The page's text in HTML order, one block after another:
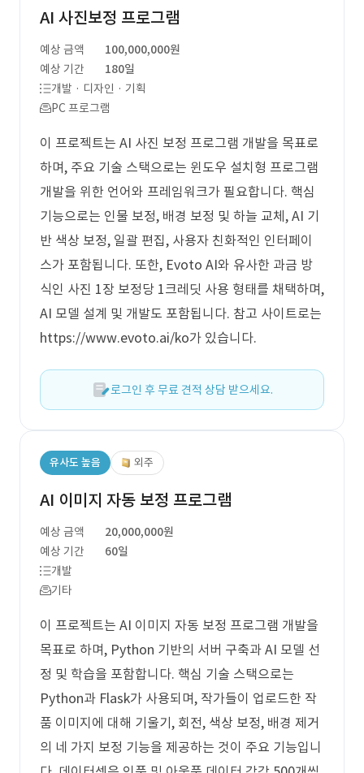
AI 사진보정 프로그램
예상 금액
100,000,000원
예상 기간
180일
개발 · 디자인 · 기획
PC 프로그램
이 프로젝트는 AI 사진 보정 프로그램 개발을 목표로
하며, 주요 기술 스택으로는 윈도우 설치형 프로그램
개발을 위한 언어와 프레임워크가 필요합니다. 핵심
기능으로는 인물 보정, 배경 보정 및 하늘 교체, AI 기
반 색상 보정, 일괄 편집, 사용자 친화적인 인터페이
스가 포함됩니다. 또한, Evoto AI와 유사한 과금 방
식인 사진 1장 보정당 1크레딧 사용 형태를 채택하며,
AI 모델 설계 및 개발도 포함됩니다. 참고 사이트로는
https://www.evoto.ai/ko가 있습니다.
로그인 후 무료 견적 상담 받으세요.
유사도 높음 외주
AI 이미지 자동 보정 프로그램
예상 금액
20,000,000원
예상 기간
60일
개발
기타
이 프로젝트는 AI 이미지 자동 보정 프로그램 개발을
목표로 하며, Python 기반의 서버 구축과 AI 모델 선
정 및 학습을 포함합니다. 핵심 기술 스택으로는
Python과 Flask가 사용되며, 작가들이 업로드한 작
품 이미지에 대해 기울기, 회전, 색상 보정, 배경 제거
의 네 가지 보정 기능을 제공하는 것이 주요 기능입니